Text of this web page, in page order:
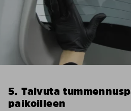
5. Taivuta
paikoilleen